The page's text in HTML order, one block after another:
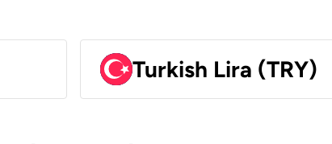
Turkish Lira (TRY)